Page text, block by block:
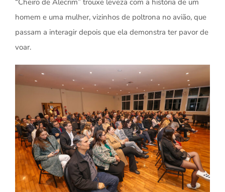
“Cheiro de Alecrim” trouxe leveza com a história de um
homem e uma mulher, vizinhos de poltrona no avião, que
passam a interagir depois que ela demonstra ter pavor de
voar.